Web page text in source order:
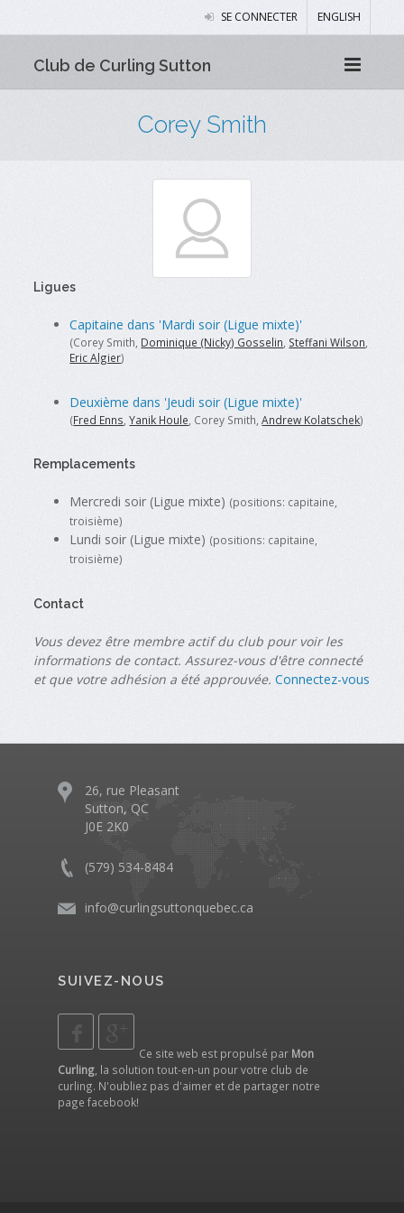
SE CONNECTER ENGLISH
Club de Curling Sutton
Corey Smith
Ligues
Capitaine dans 'Mardi soir (Ligue mixte)'
(Corey Smith, Dominique (Nicky) Gosselin Steffani Wilson
Eric Algier)
Deuxième dans 'Jeudi soir (Ligue mixte)'
(Fred Enns,Yanik Houle, Corey Smith,Andrew Kolatschek)
Remplacements
Mercredi soir (Ligue mixte) (positions: capitaine,
troisième)
Lundi soir (Ligue mixte) (positions: capitaine,
troisième)
Contact
Vous devez être membre actif du club pour voir les
informations de contact. Assurez-vous d'être connecté
et que votre adhésion a été approuvée. Connectez-vous
26, rue Pleasant
Sutton, QC
J0E 2K0
(579) 534-8484
info@curlingsuttonquebec.ca
SUIVEZ-NOUS
Ce site web est propulsé par Mon
Curling, la solution tout-en-un pour votre club de
curling. N'oubliez pas d'aimer et de partager notre
page facebook!